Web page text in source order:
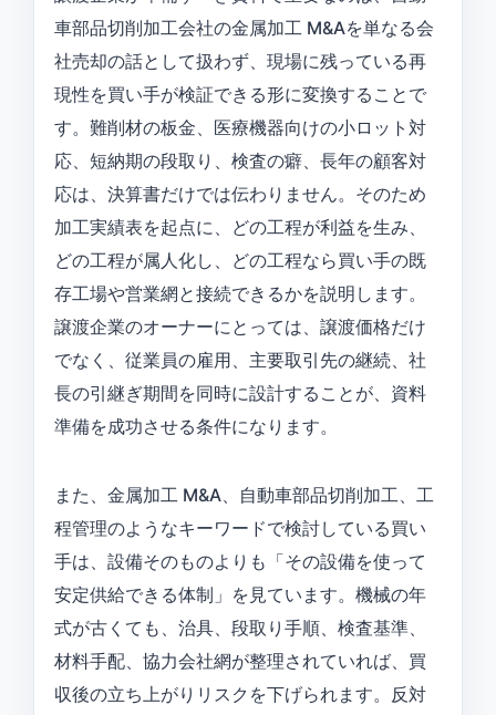
車部品切削加工会社の金属加工 M&Aを単なる会
社売却の話として扱わず、現場に残っている再
現性を買い手が検証できる形に変換することで
す。難削材の板金、医療機器向けの小ロット対
応、短納期の段取り、検査の癖、長年の顧客対
応は、決算書だけでは伝わりません。そのため
加工実績表を起点に、どの工程が利益を生み、
どの工程が属人化し、どの工程なら買い手の既
存工場や営業網と接続できるかを説明します。
譲渡企業のオーナーにとっては、譲渡価格だけ
でなく、従業員の雇用、主要取引先の継続、社
長の引継ぎ期間を同時に設計することが、資料
準備を成功させる条件になります。
また、金属加工 M&A、自動車部品切削加工、工
程管理のようなキーワードで検討している買い
手は、設備そのものよりも「その設備を使って
安定供給できる体制」を見ています。機械の年
式が古くても、治具、段取り手順、検査基準、
材料手配、協力会社網が整理されていれば、買
収後の立ち上がりリスクを下げられます。反対